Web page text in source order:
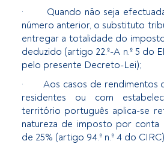
personalizados, medição de
pesquisa de audiência e
Lista de parceiros (fornecedores)
· Quando não seja
número anterior, o substituto
entregar a totalidade do
deduzido (artigo 22.º-A n.º 5 do
pelo presente Decreto-Lei);
· Aos casos de rendimentos
residentes ou com
território português aplica-se
natureza de imposto por conta
de 25% (artigo 94.º n.º 4 do